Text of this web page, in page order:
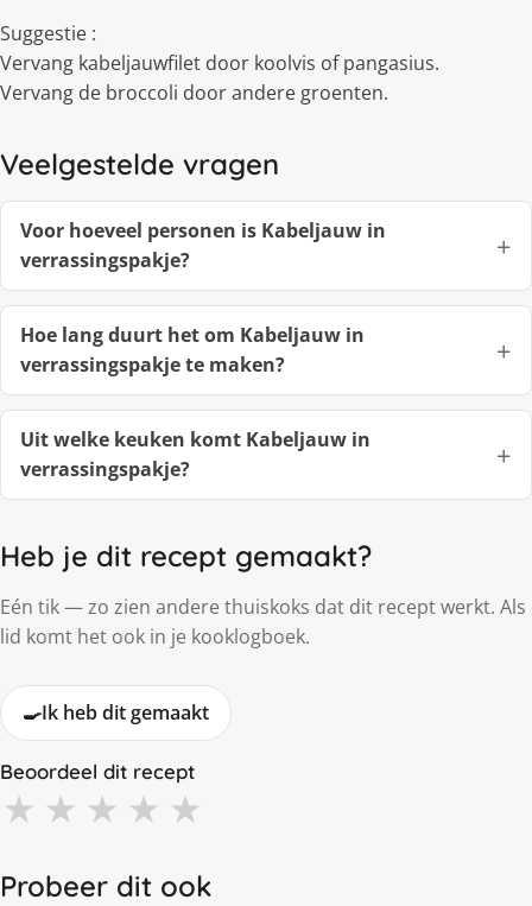
Suggestie :
Vervang kabeljauwfilet door koolvis of pangasius.
Vervang de broccoli door andere groenten.
Veelgestelde vragen
Voor hoeveel personen is Kabeljauw in
verrassingspakje?
Hoe lang duurt het om Kabeljauw in
verrassingspakje te maken?
Uit welke keuken komt Kabeljauw in
verrassingspakje?
Heb je dit recept gemaakt?
Eén tik — zo zien andere thuiskoks dat dit recept werkt. Als
lid komt het ook in je kooklogboek.
🍳Ik heb dit gemaakt
Beoordeel dit recept
★ ★ ★ ★ ★
Probeer dit ook